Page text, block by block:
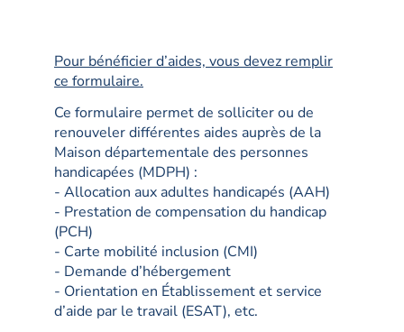
Pour bénéficier d’aides, vous devez remplir
ce formulaire.
Ce formulaire permet de solliciter ou de
renouveler différentes aides auprès de la
Maison départementale des personnes
handicapées (MDPH) :
- Allocation aux adultes handicapés (AAH)
- Prestation de compensation du handicap
(PCH)
- Carte mobilité inclusion (CMI)
- Demande d’hébergement
- Orientation en Établissement et service
d’aide par le travail (ESAT), etc.